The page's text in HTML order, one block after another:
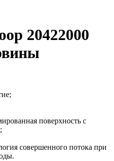
20422000
поверхность с
совершенного потока при